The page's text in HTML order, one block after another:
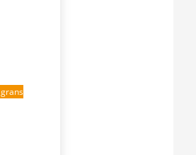
grans